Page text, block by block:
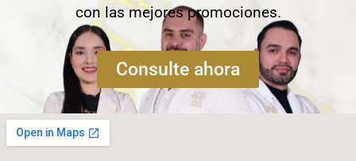
con las mejores promociones.
Consulte ahora